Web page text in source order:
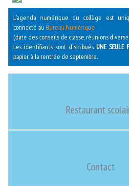
L'agenda numérique du collège est
connecté au Bureau Numérique
(date des conseils de classe, réunions
Les identifiants sont distribués UNE SEULE
papier, à la rentrée de septembre.
Restaurant
Contact